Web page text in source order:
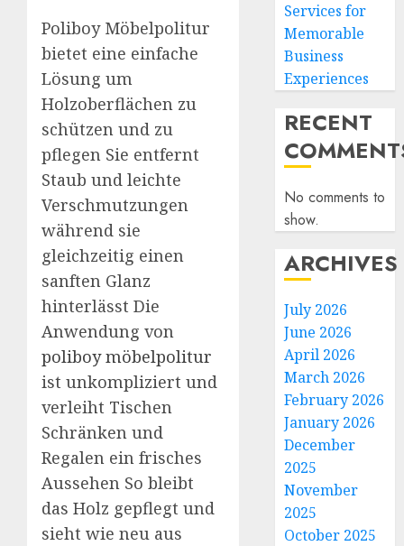
Poliboy Möbelpolitur
bietet eine einfache
Lösung um
Holzoberflächen zu
schützen und zu
pflegen Sie entfernt
Staub und leichte
Verschmutzungen
während sie
gleichzeitig einen
sanften Glanz
hinterlässt Die
Anwendung von
poliboy möbelpolitur
ist unkompliziert und
verleiht Tischen
Schränken und
Regalen ein frisches
Aussehen So bleibt
das Holz gepflegt und
sieht wie neu aus
Services for
Memorable
Business
Experiences
RECENT
No comments to
show.
ARCHIVES
July 2026
June 2026
April 2026
March 2026
February 2026
January 2026
December
2025
November
2025
October 2025